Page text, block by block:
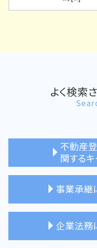
よく検索
不動産
関する
不動産 購入 登記
所有権移転登記
不動産 売買契約
贈与 不動産 登記
事業承継
事業承継 相談 司
事業承継 とは
企業法務